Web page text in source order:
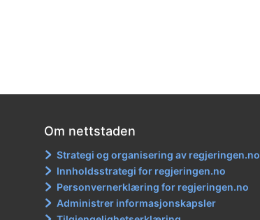
Om nettstaden
Strategi og organisering av regjeringen.no
Innholdsstrategi for regjeringen.no
Personvernerklæring for regjeringen.no
Administrer informasjonskapsler